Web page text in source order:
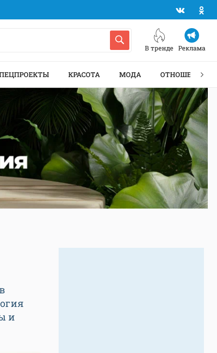
В тренде Реклама
КРАСОТА МОДА ОТНОШЕНИЯ
и